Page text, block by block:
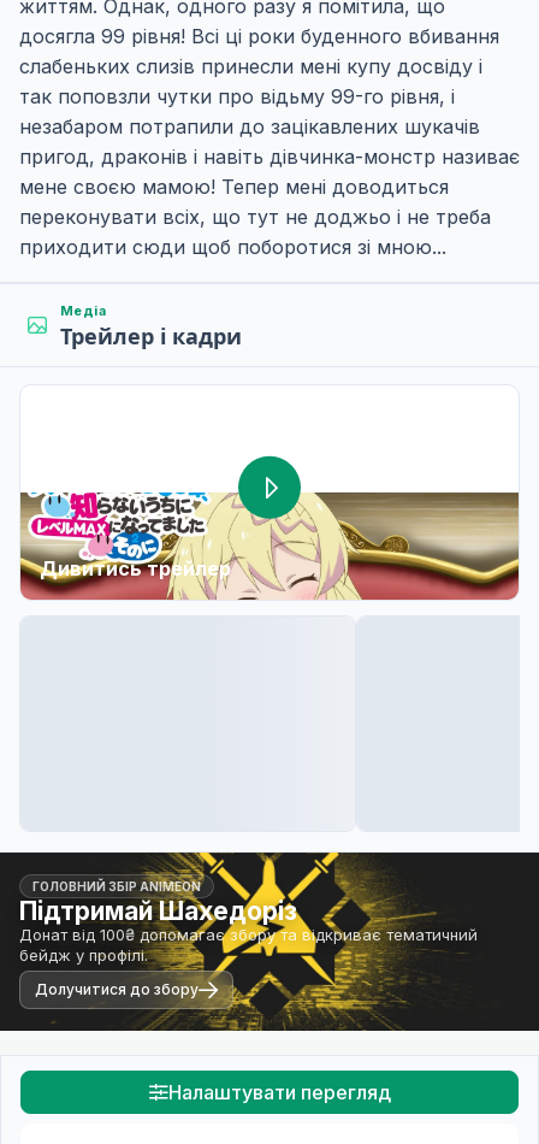
життям. Однак, одного разу я помітила, що
досягла 99 рівня! Всі ці роки буденного вбивання
слабеньких слизів принесли мені купу досвіду і
так поповзли чутки про відьму 99-го рівня, і
незабаром потрапили до зацікавлених шукачів
пригод, драконів і навіть дівчинка-монстр називає
мене своєю мамою! Тепер мені доводиться
переконувати всіх, що тут не доджьо і не треба
приходити сюди щоб поборотися зі мною...
Медіа
Трейлер і кадри
Дивитись трейлер
ГОЛОВНИЙ ЗБІР ANIMEON
Підтримай Шахедоріз
Донат від 100₴ допомагає збору та відкриває тематичний
бейдж у профілі.
Долучитися до збору
Налаштувати перегляд